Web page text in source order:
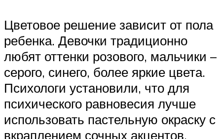
Цветовое решение зависит от пола
ребенка. Девочки традиционно
любят оттенки розового, мальчики –
серого, синего, более яркие цвета.
Психологи установили, что для
психического равновесия лучше
использовать пастельную окраску с
вкраплением сочных акцентов.